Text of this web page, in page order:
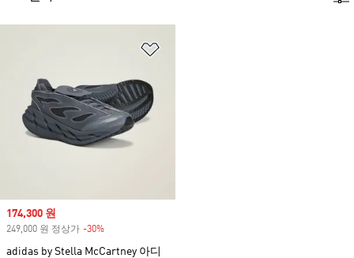
Sale price
174,300 원
249,000 원 정상가 -30%
adidas by Stella McCartney 아디